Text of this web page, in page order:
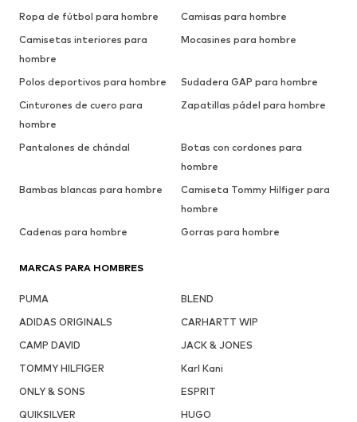
Ropa de fútbol para hombre
Camisas para hombre
Camisetas interiores para
hombre
Mocasines para hombre
Polos deportivos para hombre
Sudadera GAP para hombre
Cinturones de cuero para
hombre
Zapatillas pádel para hombre
Pantalones de chándal
Botas con cordones para
hombre
Bambas blancas para hombre
Camiseta Tommy Hilfiger para
hombre
Cadenas para hombre
Gorras para hombre
MARCAS PARA HOMBRES
PUMA
BLEND
ADIDAS ORIGINALS
CARHARTT WIP
CAMP DAVID
JACK & JONES
TOMMY HILFIGER
Karl Kani
ONLY & SONS
ESPRIT
QUIKSILVER
HUGO